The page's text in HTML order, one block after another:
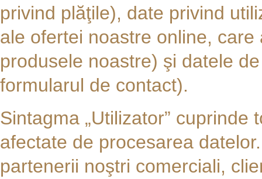
privind plăţile), date privind
ale ofertei noastre online,
produsele noastre) şi datele
formularul de contact).
Sintagma „Utilizator”
afectate de procesarea
partenerii noştri comerciali,